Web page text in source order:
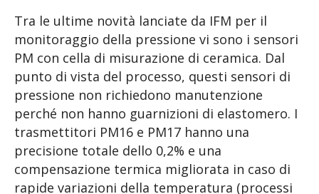
Tra le ultime novità lanciate da IFM per il
monitoraggio della pressione vi sono i sensori
PM con cella di misurazione di ceramica. Dal
punto di vista del processo, questi sensori di
pressione non richiedono manutenzione
perché non hanno guarnizioni di elastomero. I
trasmettitori PM16 e PM17 hanno una
precisione totale dello 0,2% e una
compensazione termica migliorata in caso di
rapide variazioni della temperatura (processi